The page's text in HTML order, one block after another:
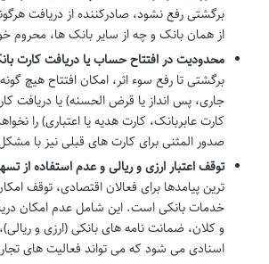
برگشتی رفع نشود، صادرکننده از دریافت
از همان بانک و چه از سایر بانک ها، محروم
محدودیت در افتتاح حساب یا دریافت کارت
برگشتی تا رفع سوء اثر، امکان افتتاح هیچ
جاری، پس انداز یا قرض الحسنه) یا دریافت
کارت عابربانک، کارت هدیه یا اعتباری) را
صدور المثنی برای کارت های قبلی نیز با
توقف اعتبار ارزی و ریالی و عدم استفاده از
ترین پیامدها برای فعالان اقتصادی، توقف
خدمات بانکی است. این شامل عدم امکان
و کلان، ضمانت نامه های بانکی (ارزی و
اسنادی می شود که می تواند فعالیت های